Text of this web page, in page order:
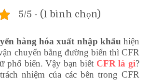
5/5 - (1 bình chọn)
hàng hóa xuất nhập khẩu hiện
chuyển bằng đường biển thì CFR
phổ biến. Vậy bạn biết CFR là gì?
nhiệm của các bên trong CFR